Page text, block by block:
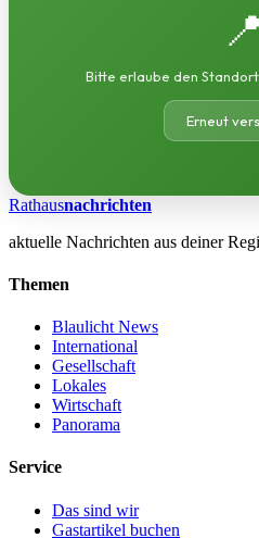
📍
Bitte erlaube den
Erneut
Rathausnachrichten
aktuelle Nachrichten aus deiner
Themen
Blaulicht News
International
Gesellschaft
Lokales
Wirtschaft
Panorama
Service
Das sind wir
Gastartikel buchen